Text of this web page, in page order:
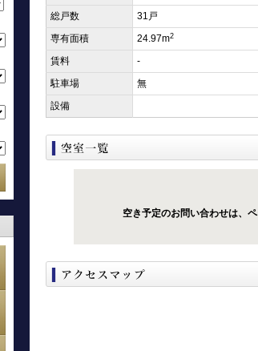
総戸数
31戸
専有面積
24.97m2
賃料
-
駐車場
無
設備
空き予定のお問い合わせは、